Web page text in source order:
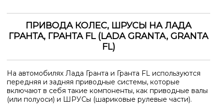
ПРИВОДА КОЛЕС, ШРУСЫ НА ЛАДА
ГРАНТА, ГРАНТА FL (LADA GRANTA, GRANTA
FL)
На автомобилях Лада Гранта и Гранта FL используются
передняя и задняя приводные системы, которые
включают в себя такие компоненты, как приводные валы
(или полуоси) и ШРУСы (шариковые рулевые части).